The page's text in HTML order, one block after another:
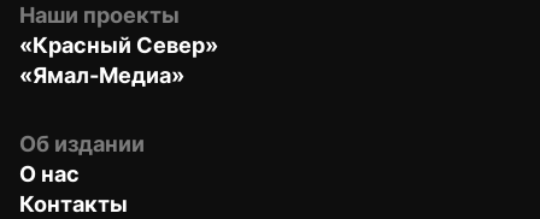
Наши проекты
«Красный Север»
«Ямал-Медиа»
Об издании
О нас
Контакты